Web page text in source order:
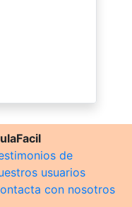
de
usuarios
con nosotros